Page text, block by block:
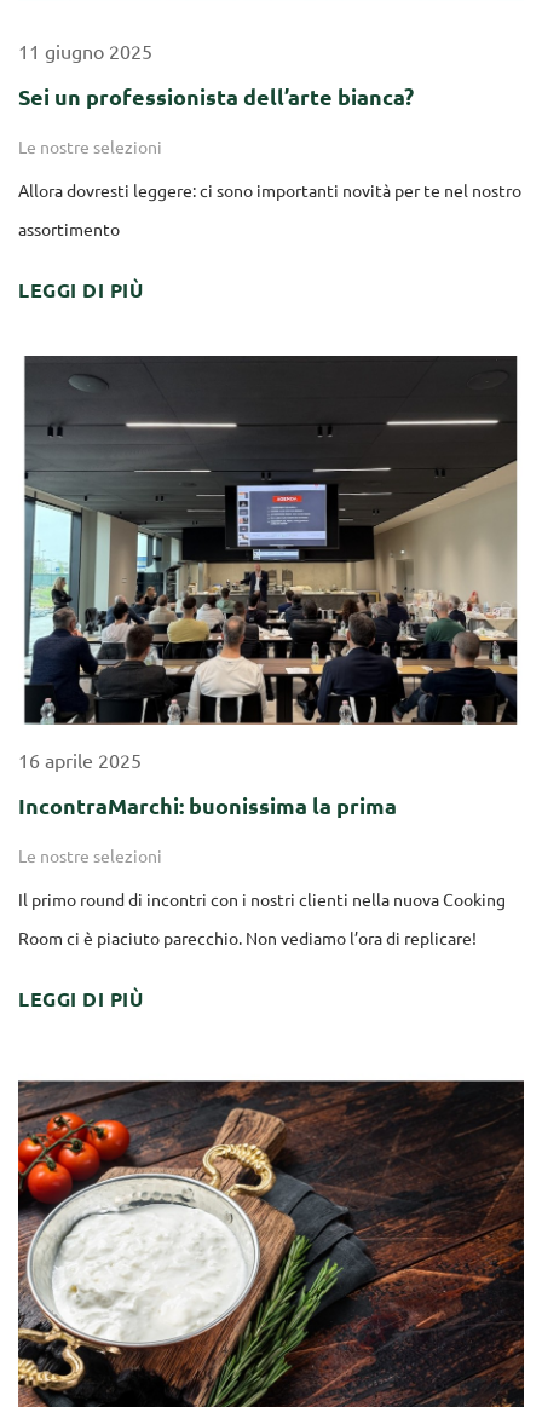
11 giugno 2025
Sei un professionista dell’arte bianca?
Le nostre selezioni
Allora dovresti leggere: ci sono importanti novità per te nel nostro
assortimento
LEGGI DI PIÙ
16 aprile 2025
IncontraMarchi: buonissima la prima
Le nostre selezioni
Il primo round di incontri con i nostri clienti nella nuova Cooking
Room ci è piaciuto parecchio. Non vediamo l’ora di replicare!
LEGGI DI PIÙ